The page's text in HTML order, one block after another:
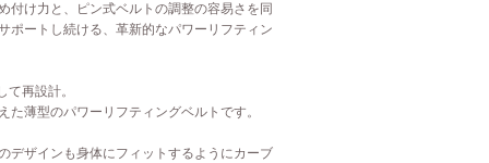
付け力と、ピン式ベルトの調整の容易さを同
ポートし続ける、革新的なパワーリフティン
再設計。
薄型のパワーリフティングベルトです。
デザインも身体にフィットするようにカーブ